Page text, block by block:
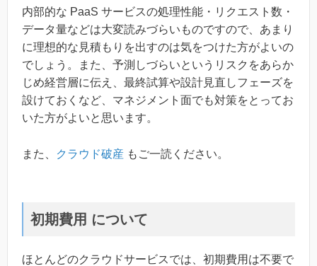
内部的な PaaS サービスの処理性能・リクエスト数・
データ量などは大変読みづらいものですので、あまり
に理想的な見積もりを出すのは気をつけた方がよいの
でしょう。また、予測しづらいというリスクをあらか
じめ経営層に伝え、最終試算や設計見直しフェーズを
設けておくなど、マネジメント面でも対策をとってお
いた方がよいと思います。
また、 クラウド破産 もご一読ください。
初期費用 について
ほとんどのクラウドサービスでは、初期費用は不要で